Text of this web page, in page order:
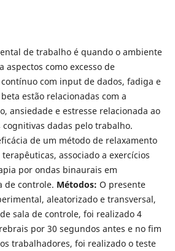
de trabalho é quando o ambiente
aspectos como excesso de
com input de dados, fadiga e
estão relacionadas com a
ansiedade e estresse relacionada ao
dadas pelo trabalho.
de um método de relaxamento
associado a exercícios
por ondas binaurais em
de controle. Métodos: O presente
aleatorizado e transversal,
sala de controle, foi realizado 4
por 30 segundos antes e no fim
trabalhadores, foi realizado o teste